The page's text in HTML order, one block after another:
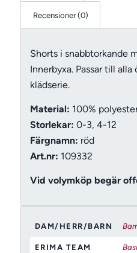
Recensioner (0)
Shorts i snabbtorkande
Innerbyxa. Passar till
klädserie.
Material: 100%
Storlekar: 0-3, 4-12
Färgnamn: röd
Art.nr: 109332
Vid volymköp begär
DAM/HERR/BARN
ERIMA TEAM